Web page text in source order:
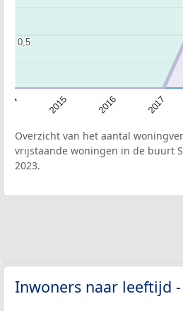
2015 2016 2017
0,5
0,5
Overzicht van het aantal
vrijstaande woningen in de buurt
2023.
Inwoners naar leeftijd